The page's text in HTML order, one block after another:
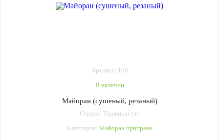
Артикул: 106
В наличии
Майоран (сушеный, резаный)
Страна: Таджикистан
Категория: Майоран приправа